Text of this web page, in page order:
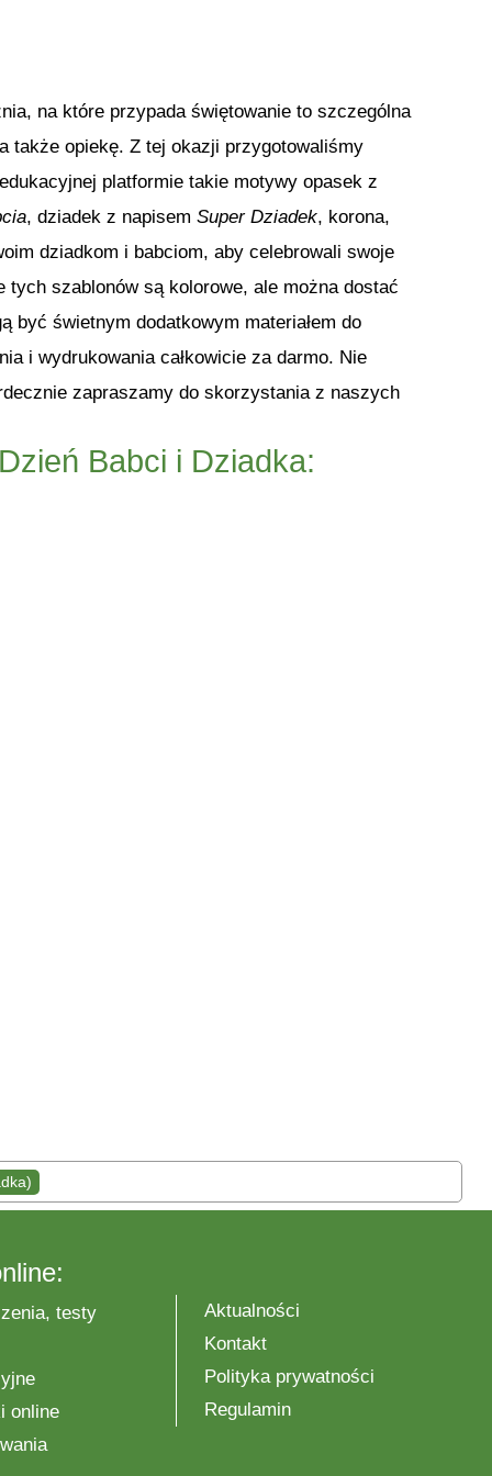
na które przypada świętowanie to szczególna
także opiekę. Z tej okazji przygotowaliśmy
platformie takie motywy opasek z
, dziadek z napisem Super Dziadek, korona,
dziadkom i babciom, aby celebrowali swoje
szablonów są kolorowe, ale można dostać
być świetnym dodatkowym materiałem do
i wydrukowania całkowicie za darmo. Nie
zapraszamy do skorzystania z naszych
Babci i Dziadka:
testy
online
Aktualności
Kontakt
Polityka prywatności
Regulamin